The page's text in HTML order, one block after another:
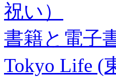
祝い）
書籍と電子
Tokyo Life (